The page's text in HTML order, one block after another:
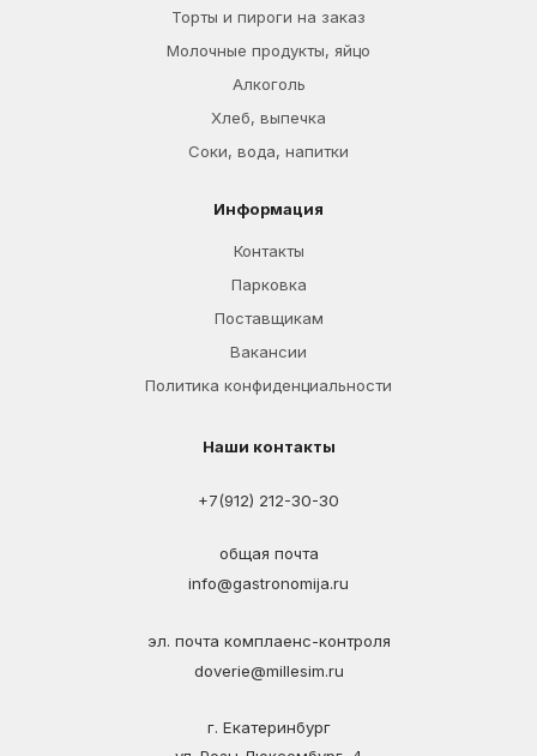
Торты и пироги на заказ
Молочные продукты, яйцо
Алкоголь
Хлеб, выпечка
Соки, вода, напитки
Информация
Контакты
Парковка
Поставщикам
Вакансии
Политика конфиденциальности
Наши контакты
+7(912) 212-30-30
общая почта
info@gastronomija.ru
эл. почта комплаенс-контроля
doverie@millesim.ru
г. Екатеринбург